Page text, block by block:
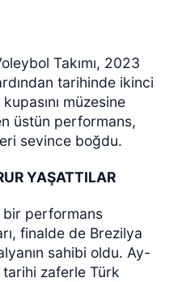
Takımı, 2023
tarihinde ikinci
müzesine
üstün performans,
sevince boğdu.
YAŞATTILAR
bir performans
finalde de Brezilya
sahibi oldu. Ay-
tarihi zaferle Türk